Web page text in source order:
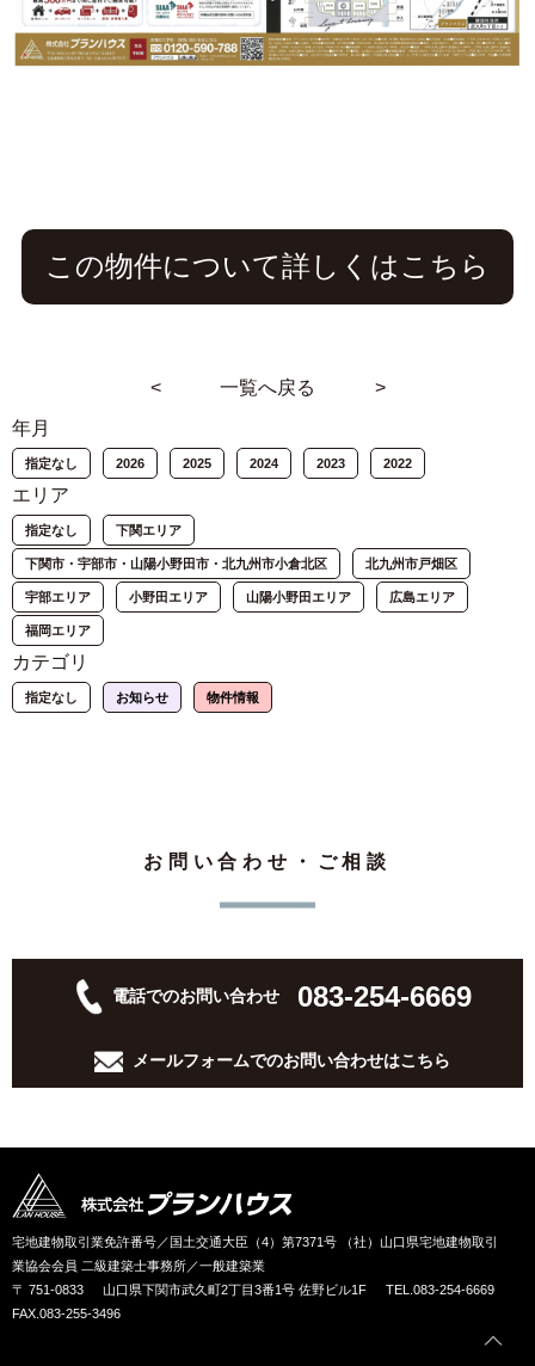
この物件について詳しくはこちら
< 一覧へ戻る
>
年月
指定なし 2026 2025 2024 2023 2022
エリア
指定なし 下関エリア
下関市・宇部市・山陽小野田市・北九州市小倉北区 北九州市戸畑区
宇部エリア 小野田エリア 山陽小野田エリア 広島エリア
福岡エリア
カテゴリ
指定なし お知らせ 物件情報
お問い合わせ・ご相談
電話でのお問い合わせ 083-254-6669
メールフォームでのお問い合わせはこちら
宅地建物取引業免許番号／国土交通大臣（4）第7371号 （社）山口県宅地建物取引
業協会会員 二級建築士事務所／一般建築業
〒 751-0833
山口県下関市武久町2丁目3番1号 佐野ビル1F
TEL.083-254-6669
FAX.083-255-3496